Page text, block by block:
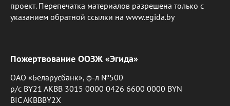
проект. Перепечатка материалов разрешена только с
указанием обратной ссылки на www.egida.by
Пожертвование ООЗЖ «Эгида»
ОАО «Беларусбанк», ф-л №500
р/с BY21 AKBB 3015 0000 0426 6600 0000 BYN
BIC AKBBBY2X